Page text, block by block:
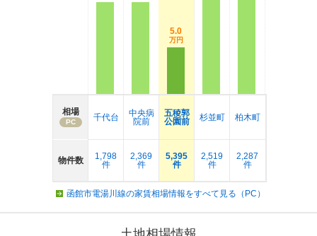
相場
PC
物件数
千代台
1,798
件
中央病
院前
2,369
件
5.0
万円
五稜郭
公園前
5,395
件
杉並町
2,519
件
柏木町
2,287
件
函館市電湯川線の家賃相場情報をすべて見る（PC）